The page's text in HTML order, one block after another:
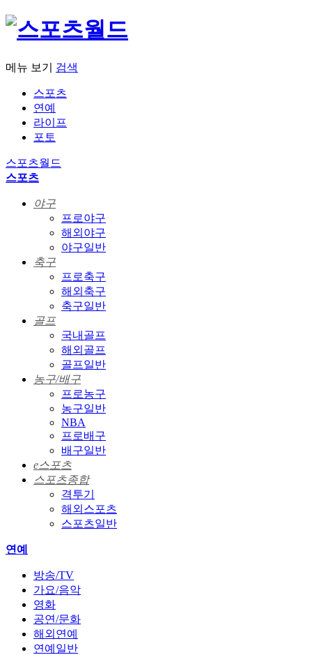
메뉴 보기 검색
스포츠
연예
라이프
포토
스포츠월드
스포츠
야구
프로야구
해외야구
야구일반
축구
프로축구
해외축구
축구일반
골프
국내골프
해외골프
골프일반
농구/배구
프로농구
농구일반
NBA
프로배구
배구일반
e스포츠
스포츠종합
격투기
해외스포츠
스포츠일반
연예
방송/TV
가요/음악
영화
공연/문화
해외연예
연예일반